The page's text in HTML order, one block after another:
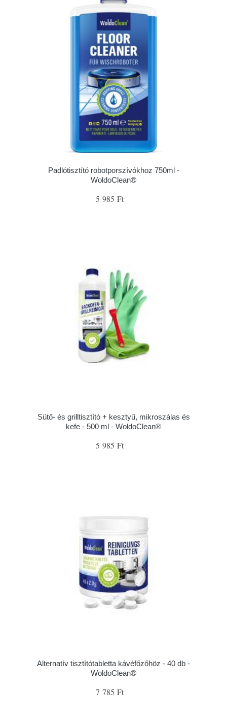
Padlótisztító robotporszívókhoz 750ml -
WoldoClean®
5 985 Ft
Sütő- és grilltisztító + kesztyű, mikroszálas és
kefe - 500 ml - WoldoClean®
5 985 Ft
Alternatív tisztítótabletta kávéfőzőhöz - 40 db -
WoldoClean®
7 785 Ft